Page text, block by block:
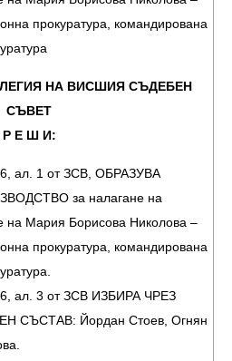
прокуратура, командирована
НА ВИСШИЯ СЪДЕБЕН
СЪВЕТ
Р Е Ш И:
ал. 1 от ЗСВ, ОБРАЗУВА
за налагане на
на Мария Борисова Николова –
прокуратура, командирована
ал. 3 от ЗСВ ИЗБИРА ЧРЕЗ
СЪСТАВ: Йордан Стоев, Огнян